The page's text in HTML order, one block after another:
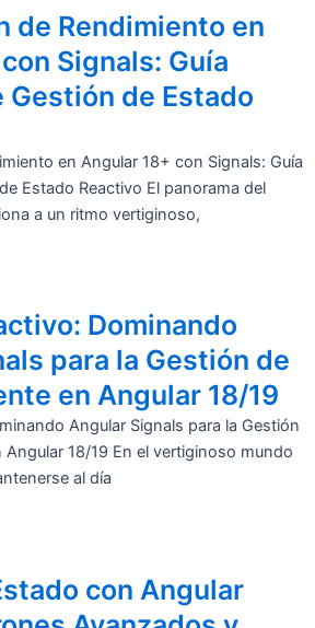
de Rendimiento en
Signals: Guía
Gestión de Estado
en Angular 18+ con Signals: Guía
Estado Reactivo El panorama del
a un ritmo vertiginoso,
Dominando
para la Gestión de
en Angular 18/19
Angular Signals para la Gestión
18/19 En el vertiginoso mundo
al día
con Angular